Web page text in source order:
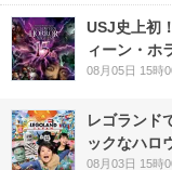
USJ史上初
ィーン・ホ
08月05日 15時
レゴランド
ックなハロ
08月03日 15時